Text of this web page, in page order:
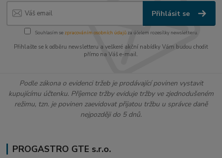
Přihlásit se
Souhlasím se zpracováním osobních údajůza účelem rozesílky newsletteru.
Přihlašte se k odběru newsletteru a veškeré akční nabídky Vám budou chodit
přímo na Váš e-mail.
Podle zákona o evidenci tržeb je prodávající povinen vystavit
kupujícímu účtenku. Příjemce tržby eviduje tržby ve zjednodušeném
režimu, tzn. je povinen zaevidovat přijatou tržbu u správce daně
nejpozději do 5 dnů.
PROGASTRO GTE s.r.o.